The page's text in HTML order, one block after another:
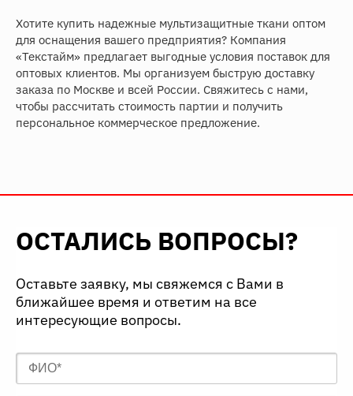
Хотите купить надежные мультизащитные ткани оптом
для оснащения вашего предприятия? Компания
«Текстайм» предлагает выгодные условия поставок для
оптовых клиентов. Мы организуем быструю доставку
заказа по Москве и всей России. Свяжитесь с нами,
чтобы рассчитать стоимость партии и получить
персональное коммерческое предложение.
ОСТАЛИСЬ ВОПРОСЫ?
Оставьте заявку, мы свяжемся с Вами в
ближайшее время и ответим на все
интересующие вопросы.